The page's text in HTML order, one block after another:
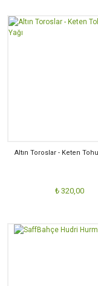
Altın Toroslar - Keten
₺ 320,00